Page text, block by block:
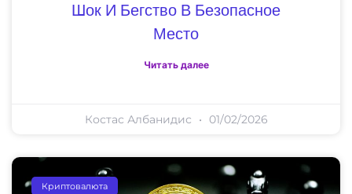
Шок И Бегство В Безопасное
Место
Читать далее
Костас Албанидис 01/02/2026
Криптовалюта